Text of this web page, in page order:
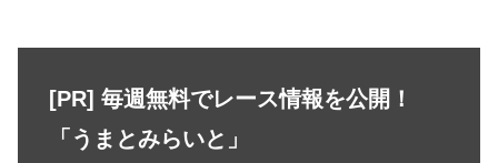
[PR] 毎週無料でレース情報を公開！
「うまとみらいと」